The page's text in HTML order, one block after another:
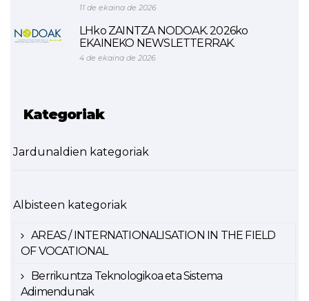
11 de ekaina de 2026
LHko ZAINTZA NODOAK. 2026ko
EKAINEKO NEWSLETTERRAK.
4 de ekaina de 2026
Kategoriak
Jardunaldien kategoriak
Albisteen kategoriak
AREAS / INTERNATIONALISATION IN THE FIELD
OF VOCATIONAL
Berrikuntza Teknologikoa eta Sistema
Adimendunak